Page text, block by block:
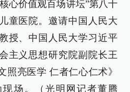
心价值观百场讲坛”第八十
童医院。邀请中国人民大
授、中国人民大学习近平
主义思想研究院副院长王
照亮医学 仁者仁心仁术》
场。（光明网记者董腾